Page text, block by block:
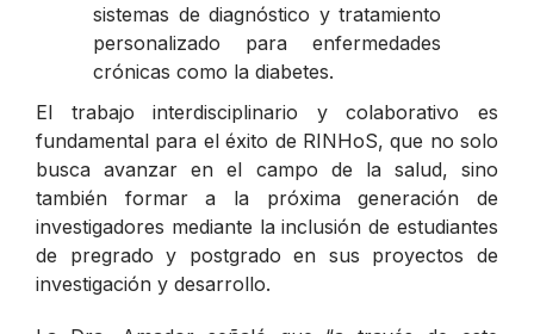
sistemas de diagnóstico y tratamiento
personalizado para enfermedades
crónicas como la diabetes.
El trabajo interdisciplinario y colaborativo es
fundamental para el éxito de RINHoS, que no solo
busca avanzar en el campo de la salud, sino
también formar a la próxima generación de
investigadores mediante la inclusión de estudiantes
de pregrado y postgrado en sus proyectos de
investigación y desarrollo.